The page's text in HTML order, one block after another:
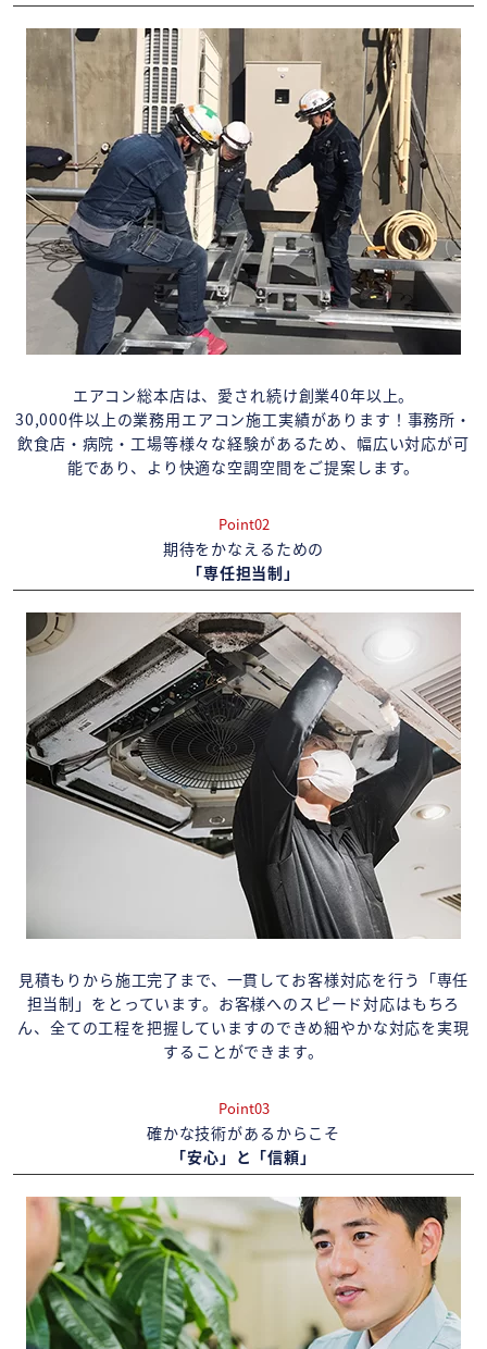
エアコン総本店は、愛され続け創業40年以上。
30,000件以上の業務用エアコン施工実績があります！事務所・
飲食店・病院・工場等様々な経験があるため、幅広い対応が可
能であり、より快適な空調空間をご提案します。
Point02
期待をかなえるための
「専任担当制」
見積もりから施工完了まで、一貫してお客様対応を行う「専任
担当制」をとっています。お客様へのスピード対応はもちろ
ん、全ての工程を把握していますのできめ細やかな対応を実現
することができます。
Point03
確かな技術があるからこそ
「安心」と「信頼」